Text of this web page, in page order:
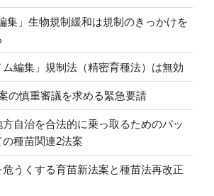
集」生物規制緩和は規制のきっかけを
編集」規制法（精密育種法）は無効
の慎重審議を求める緊急要請
自治を合法的に乗っ取るためのバッ
種苗関連2法案
危うくする育苗新法案と種苗法再改正